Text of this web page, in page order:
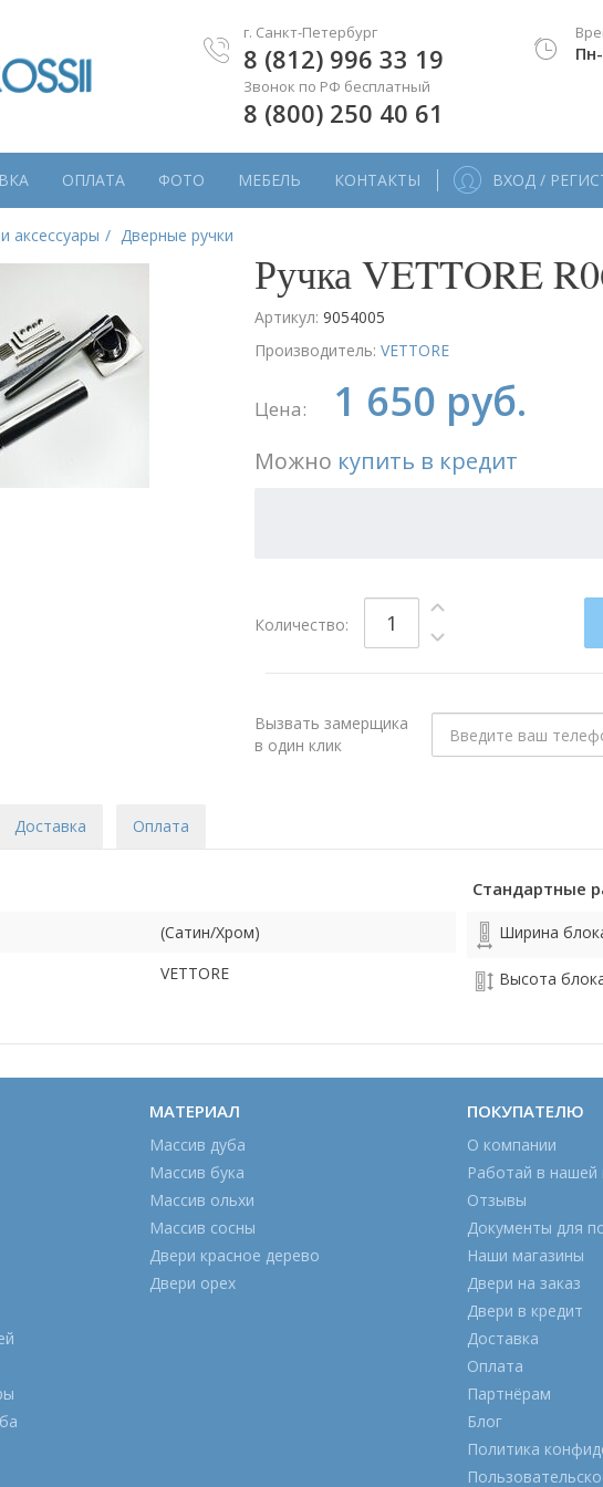
г. Санкт-Петербург
8 (812) 996 33 19
Звонок по РФ бесплатный
8 (800) 250 40 61
ОПЛАТА ФОТО МЕБЕЛЬ КОНТАКТЫ ВХОД /
аксессуары Дверные ручки
Ручка VETTORE
Артикул:9054005
Производитель:VETTORE
Цена: 1 650 руб.
Можно купить в кредит
Количество:
Вызвать замерщика
в один клик
Доставка Оплата
(Сатин/Хром)
VETTORE
Стандартные
Ширина
Высота
МАТЕРИАЛ
Массив дуба
Массив бука
Массив ольхи
Массив сосны
Двери красное дерево
Двери орех
ПОКУПАТЕЛЮ
О компании
Работай в нашей
Отзывы
Документы для
Наши магазины
Двери на заказ
Двери в кредит
Доставка
Оплата
Партнёрам
Блог
Политика